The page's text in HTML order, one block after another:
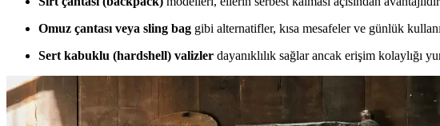
Omuz çantası veya sling bag gibi alternatifler, kısa mesafeler ve günlük
Sert kabuklu (hardshell) valizler dayanıklılık sağlar ancak erişim kolaylığı